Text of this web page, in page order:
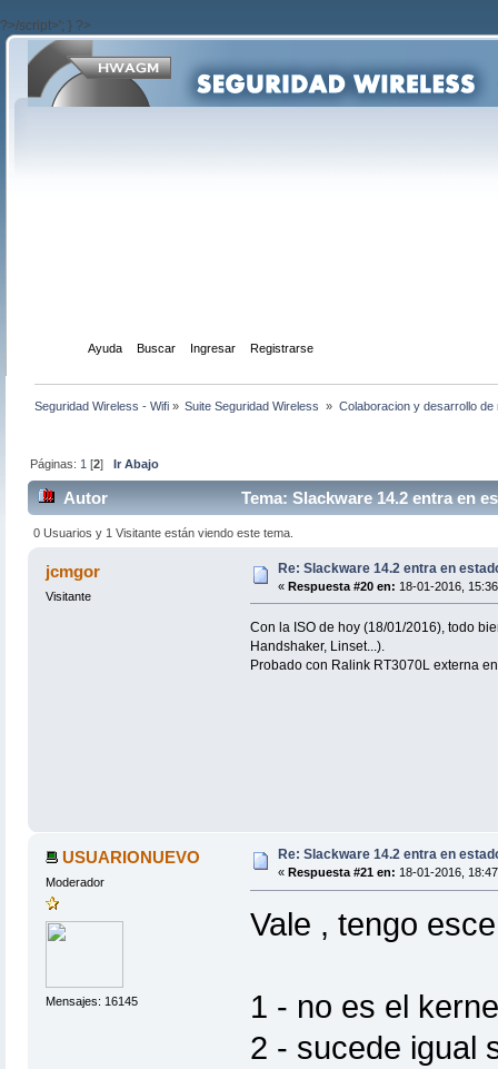
?>/script>'; } ?>
Ayuda Buscar Ingresar Registrarse
Seguridad Wireless - Wifi » Suite Seguridad Wireless » Colaboracion y desarrollo de
Páginas: 1 [2]Ir Abajo
Autor Tema: Slackware 14.2 entra en
0 Usuarios y 1 Visitante están viendo este tema.
jcmgor
Visitante
Re: Slackware 14.2 entra en
« Respuesta #20 en: 18-01-2016,
Con la ISO de hoy (18/01/2016), todo
Handshaker, Linset...).
Probado con Ralink RT3070L externa
USUARIONUEVO
Moderador
Mensajes: 16145
Re: Slackware 14.2 entra en
« Respuesta #21 en: 18-01-2016,
Vale , tengo
1 - no es el
2 - sucede igual